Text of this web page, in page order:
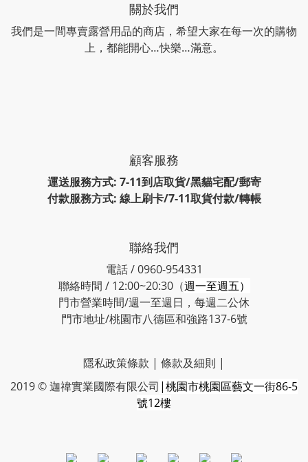
關於我們
我們是一間專賣露營用品的商店，希望大家在每一次的購物
上，都能開心…快樂…滿意。
顧客服務
運送服務方式: 7-11到店取貨/黑貓宅配/郵寄
付款服務方式: 線上刷卡/7-11取貨付款/轉帳
聯絡我們
電話 / 0960-954331
聯絡時間 / 12:00~20:30（週一至週五）
門市營業時間/週一至週日，每週二公休
門市地址/桃園市八德區和強路137-6號
隱私政策條款 | 條款及細則 |
2019 © 迦禕實業國際有限公司 |桃園市桃園區藝文一街86-5
號12樓